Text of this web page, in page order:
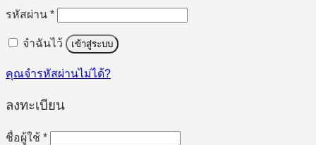
รหัสผ่าน *ต้องการ
จำฉันไว้ เข้าสู่ระบบ
คุณจำรหัสผ่านไม่ได้?
ลงทะเบียน
ชื่อผู้ใช้ *ต้องการ